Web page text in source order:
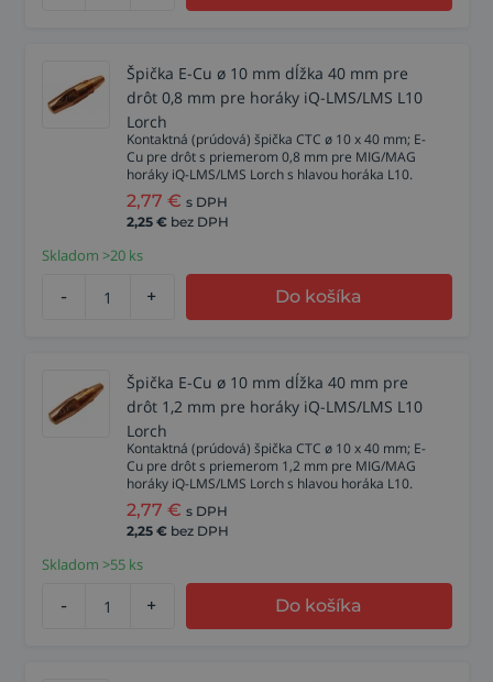
Špička E-Cu ø 10 mm dĺžka 40 mm pre
drôt 0,8 mm pre horáky iQ-LMS/LMS L10
Lorch
Kontaktná (prúdová) špička CTC ø 10 x 40 mm; E-
Cu pre drôt s priemerom 0,8 mm pre MIG/MAG
horáky iQ-LMS/LMS Lorch s hlavou horáka L10.
2,77 € s DPH
2,25 € bez DPH
Skladom >20 ks
- + Do košíka
Špička E-Cu ø 10 mm dĺžka 40 mm pre
drôt 1,2 mm pre horáky iQ-LMS/LMS L10
Lorch
Kontaktná (prúdová) špička CTC ø 10 x 40 mm; E-
Cu pre drôt s priemerom 1,2 mm pre MIG/MAG
horáky iQ-LMS/LMS Lorch s hlavou horáka L10.
2,77 € s DPH
2,25 € bez DPH
Skladom >55 ks
- + Do košíka